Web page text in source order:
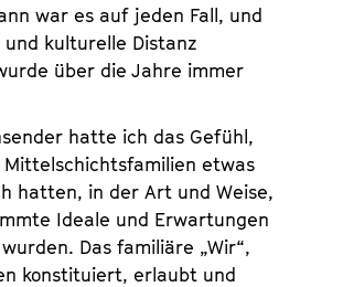
war es auf jeden Fall, und
kulturelle Distanz
über die Jahre immer
hatte ich das Gefühl,
Mittelschichtsfamilien etwas
hatten, in der Art und Weise,
Ideale und Erwartungen
Das familiäre „Wir“,
konstituiert, erlaubt und